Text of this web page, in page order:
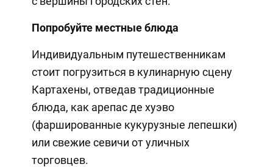
Попробуйте местные блюда
Индивидуальным путешественникам
стоит погрузиться в кулинарную сцену
Картахены, отведав традиционные
блюда, как арепас де хуэво
(фаршированные кукурузные лепешки)
или свежие севичи от уличных
торговцев.